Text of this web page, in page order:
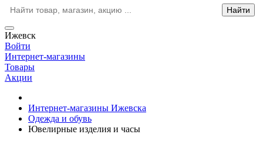
Ижевск
Войти
Интернет-магазины
Товары
Акции
Интернет-магазины Ижевска
Одежда и обувь
Ювелирные изделия и часы